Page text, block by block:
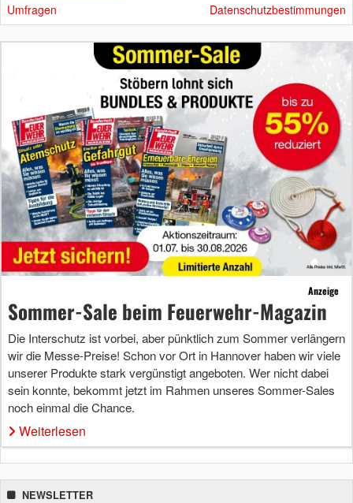
Umfragen Datenschutzbestimmungen
Anzeige
Sommer-Sale beim Feuerwehr-Magazin
Die Interschutz ist vorbei, aber pünktlich zum Sommer verlängern
wir die Messe-Preise! Schon vor Ort in Hannover haben wir viele
unserer Produkte stark vergünstigt angeboten. Wer nicht dabei
sein konnte, bekommt jetzt im Rahmen unseres Sommer-Sales
noch einmal die Chance.
Weiterlesen
NEWSLETTER